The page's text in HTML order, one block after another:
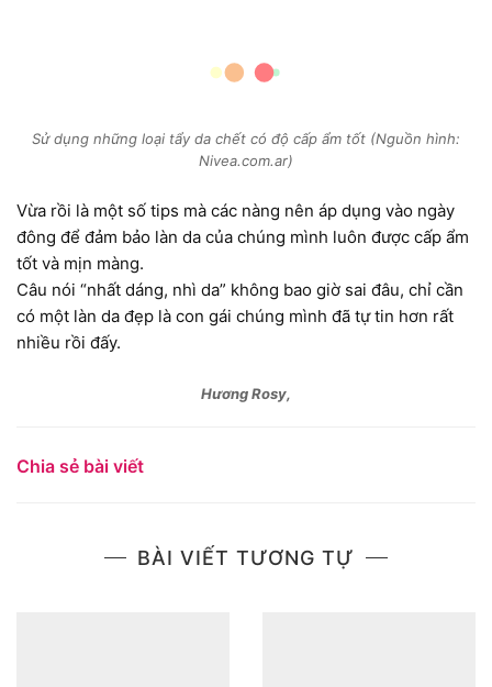
Sử dụng những loại tẩy da chết có độ cấp ẩm tốt (Nguồn hình:
Nivea.com.ar)
Vừa rồi là một số tips mà các nàng nên áp dụng vào ngày
đông để đảm bảo làn da của chúng mình luôn được cấp ẩm
tốt và mịn màng.
Câu nói “nhất dáng, nhì da” không bao giờ sai đâu, chỉ cần
có một làn da đẹp là con gái chúng mình đã tự tin hơn rất
nhiều rồi đấy.
Hương Rosy,
Chia sẻ bài viết
BÀI VIẾT TƯƠNG TỰ